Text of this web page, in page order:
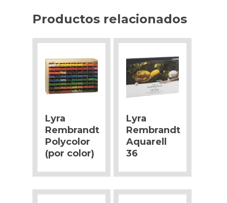
Productos relacionados
Lyra
Rembrandt
Polycolor
(por color)
Lyra
Rembrandt
Aquarell
36